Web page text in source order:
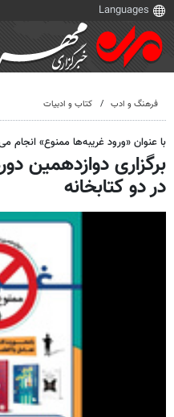
فرهنگ و ادب کتاب و ادبیات
با عنوان «ورود غریبه‌ها ممنوع» انجام
برگزاری دوازدهمین
در دو کتابخانه